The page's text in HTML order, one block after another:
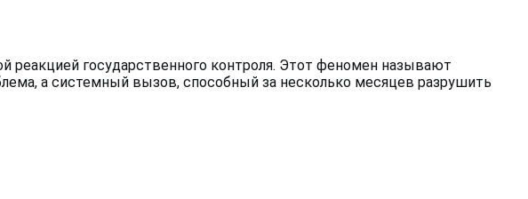
реакцией государственного контроля. Этот феномен называют
а системный вызов, способный за несколько месяцев разрушить